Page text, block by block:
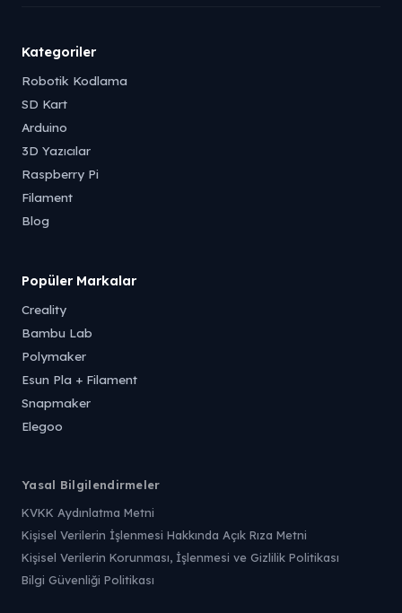
Kategoriler
Robotik Kodlama
SD Kart
Arduino
3D Yazıcılar
Raspberry Pi
Filament
Blog
Popüler Markalar
Creality
Bambu Lab
Polymaker
Esun Pla + Filament
Snapmaker
Elegoo
Yasal Bilgilendirmeler
KVKK Aydınlatma Metni
Kişisel Verilerin İşlenmesi Hakkında Açık Rıza Metni
Kişisel Verilerin Korunması, İşlenmesi ve Gizlilik Politikası
Bilgi Güvenliği Politikası